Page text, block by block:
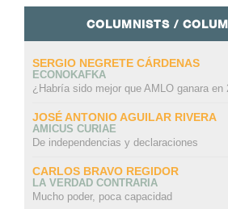
COLUMNISTS /
SERGIO NEGRETE CÁRDENAS
ECONOKAFKA
¿Habría sido mejor que AMLO ganara en
JOSÉ ANTONIO AGUILAR RIVERA
AMICUS CURIAE
De independencias y declaraciones
CARLOS BRAVO REGIDOR
LA VERDAD CONTRARIA
Mucho poder, poca capacidad